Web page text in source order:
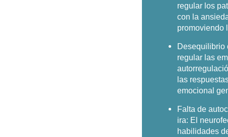
regular los
con la
promoviendo
Desequilibrio
regular las
las
emocional
Falta de
ira: El
habilidades